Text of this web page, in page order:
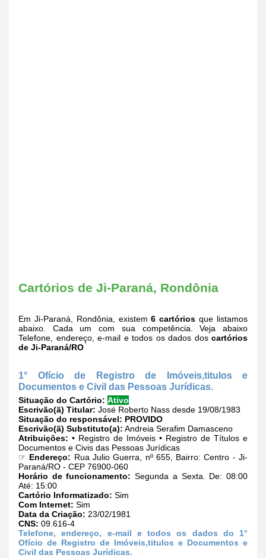
Cartórios de Ji-Paraná, Rondônia
Em Ji-Paraná, Rondônia, existem6 cartórios que listamos
abaixo. Cada um com sua competência. Veja abaixo
Telefone, endereço, e-mail e todos os dados dos cartórios
de Ji-Paraná/RO
1° Ofício de Registro de Imóveis,titulos e
Documentos e Civil das Pessoas Jurídicas.
Situação do Cartório: Ativo
Escrivão(ã) Titular: José Roberto Nass desde 19/08/1983
Situação do responsável: PROVIDO
Escrivão(ã) Substituto(a): Andreia Serafim Damasceno
Atribuições: • Registro de Imóveis • Registro de Títulos e
Documentos e Civis das Pessoas Jurídicas
☞ Endereço: Rua Julio Guerra, nº 655, Bairro: Centro - Ji-
Paraná/RO - CEP 76900-060
Horário de funcionamento: Segunda a Sexta. De: 08:00
Até: 15:00
Cartório Informatizado: Sim
Com Internet: Sim
Data da Criação: 23/02/1981
CNS: 09.616-4
Telefone, endereço, e-mail e todos os dados do 1°
Ofício de Registro de Imóveis,titulos e Documentos e
Civil das Pessoas Jurídicas.